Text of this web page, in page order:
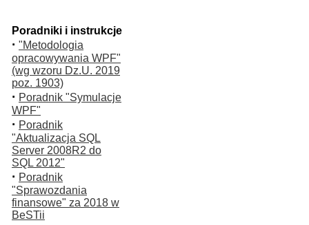
Poradniki i instrukcje
· "Metodologia
opracowywania WPF"
(wg wzoru Dz.U. 2019
poz. 1903)
· Poradnik "Symulacje
WPF"
· Poradnik
"Aktualizacja SQL
Server 2008R2 do
SQL 2012"
· Poradnik
"Sprawozdania
finansowe" za 2018 w
BeSTii